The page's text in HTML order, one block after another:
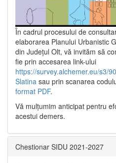
În cadrul procesului de
elaborarea Planului Urbanistic
din Județul Olt, vă invităm să
fie prin accesarea link-ului
https://survey.alchemer.eu/s3/
Slatina sau prin scanarea
format PDF.
Vă mulţumim anticipat pentru
acestui demers.
Chestionar SIDU 2021-2027